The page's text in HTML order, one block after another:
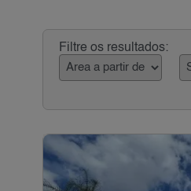
Filtre os resultados: